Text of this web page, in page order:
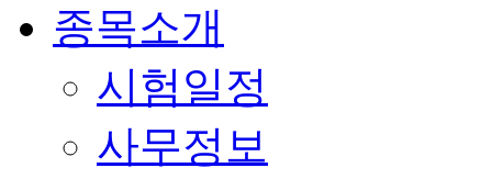
종목소개
시험일정
사무정보